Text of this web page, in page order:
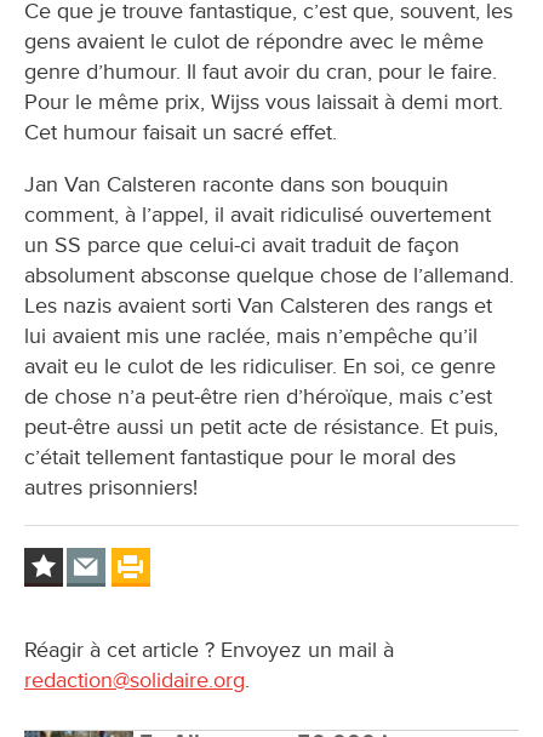
Ce que je trouve fantastique, c’est que, souvent, les
gens avaient le culot de répondre avec le même
genre d’humour. Il faut avoir du cran, pour le faire.
Pour le même prix, Wijss vous laissait à demi mort.
Cet humour faisait un sacré effet.
Jan Van Calsteren raconte dans son bouquin
comment, à l’appel, il avait ridiculisé ouvertement
un SS parce que celui-ci avait traduit de façon
absolument absconse quelque chose de l’allemand.
Les nazis avaient sorti Van Calsteren des rangs et
lui avaient mis une raclée, mais n’empêche qu’il
avait eu le culot de les ridiculiser. En soi, ce genre
de chose n’a peut-être rien d’héroïque, mais c’est
peut-être aussi un petit acte de résistance. Et puis,
c’était tellement fantastique pour le moral des
autres prisonniers!
Réagir à cet article ? Envoyez un mail à
redaction@solidaire.org.